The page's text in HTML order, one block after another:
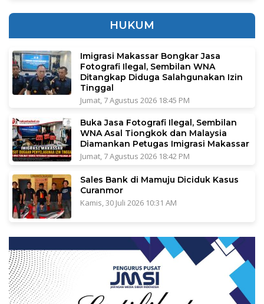
HUKUM
Imigrasi Makassar Bongkar Jasa
Fotografi Ilegal, Sembilan WNA
Ditangkap Diduga Salahgunakan Izin
Tinggal
Jumat, 7 Agustus 2026 18:45 PM
Buka Jasa Fotografi Ilegal, Sembilan
WNA Asal Tiongkok dan Malaysia
Diamankan Petugas Imigrasi Makassar
Jumat, 7 Agustus 2026 18:42 PM
Sales Bank di Mamuju Diciduk Kasus
Curanmor
Kamis, 30 Juli 2026 10:31 AM